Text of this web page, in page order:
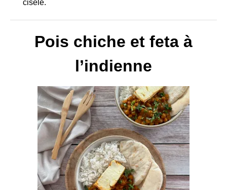
ciselé.
Pois chiche et feta à
l’indienne